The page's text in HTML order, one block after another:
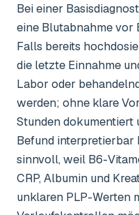
Bei einer
eine Blutabnahme vor
Falls bereits
die letzte Einnahme
Labor oder
werden; ohne klare
Stunden dokumentiert
Befund
sinnvoll, weil B6-
CRP, Albumin und
unklaren PLP-Werten